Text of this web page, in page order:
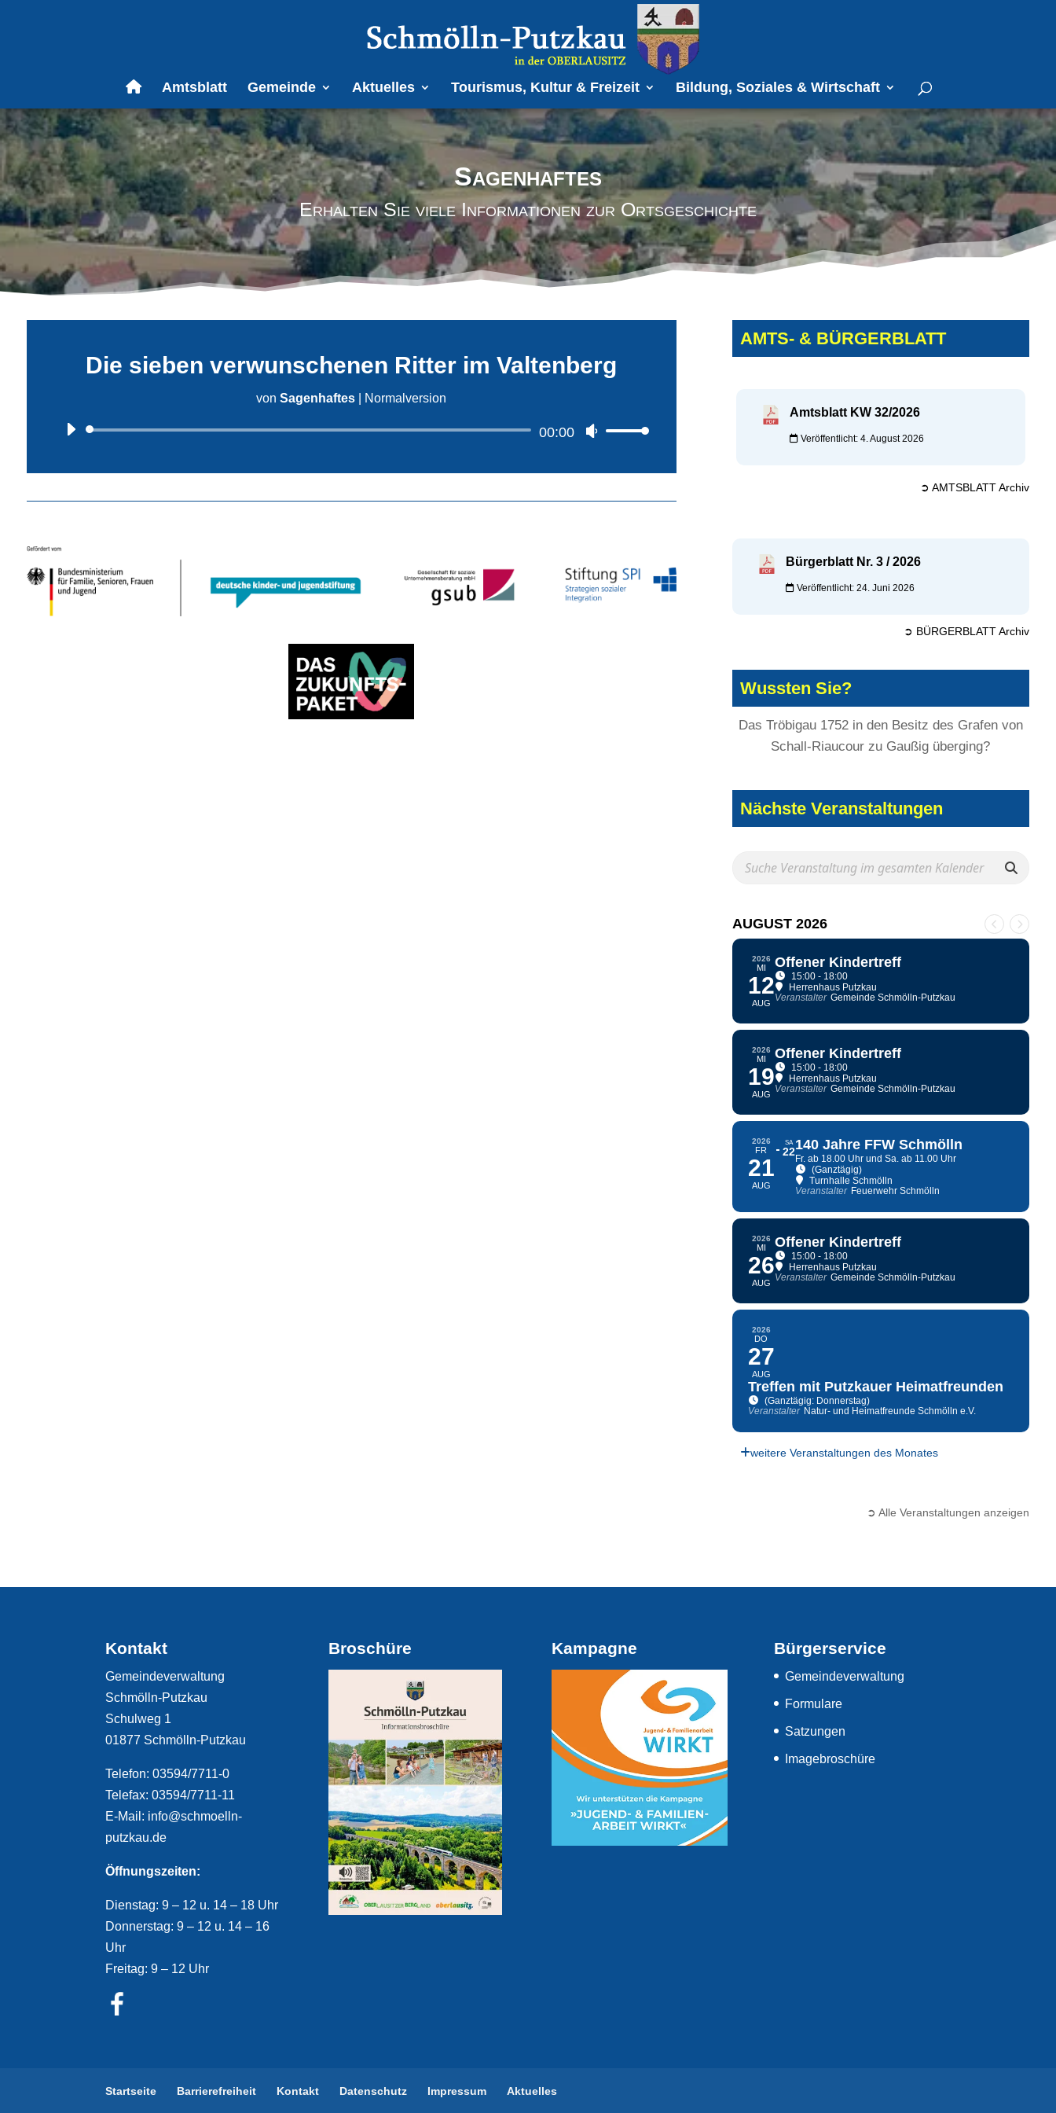
Amtsblatt Gemeinde Aktuelles Tourismus, Kultur & Freizeit Bildung, Soziales & Wirtschaft
Sagenhaftes
Erhalten Sie viele Informationen zur Ortsgeschichte
Die sieben verwunschenen Ritter im Valtenberg
vonSagenhaftes Normalversion
Audio-
00:00
Pfeiltasten
benutzen,
regeln.
AMTS- & BÜRGERBLATT
Amtsblatt KW 32/2026
Veröffentlicht: 4. August 2026
➲ AMTSBLATT Archiv
Bürgerblatt Nr. 3 / 2026
Veröffentlicht: 24. Juni 2026
➲ BÜRGERBLATT Archiv
Wussten Sie?
Das Tröbigau 1752 in den Besitz des Grafen von
Schall-Riaucour zu Gaußig überging?
Nächste Veranstaltungen
AUGUST 2026
2026
MI
12
AUG
Offener Kindertreff
15:00 - 18:00
Herrenhaus Putzkau
Veranstalter Gemeinde Schmölln-Putzkau
2026
MI
19
AUG
Offener Kindertreff
15:00 - 18:00
Herrenhaus Putzkau
Veranstalter Gemeinde Schmölln-Putzkau
2026
FR
21
AUG
SA
22140 Jahre FFW Schmölln
Fr. ab 18.00 Uhr und Sa. ab 11.00 Uhr
(Ganztägig)
Turnhalle Schmölln
Veranstalter Feuerwehr Schmölln
2026
MI
26
AUG
Offener Kindertreff
15:00 - 18:00
Herrenhaus Putzkau
Veranstalter Gemeinde Schmölln-Putzkau
2026
DO
27
AUG
Treffen mit Putzkauer Heimatfreunden
(Ganztägig: Donnerstag)
Veranstalter Natur- und Heimatfreunde Schmölln e.V.
weitere Veranstaltungen des Monates
➲ Alle Veranstaltungen anzeigen
Kontakt
Gemeindeverwaltung
Schmölln-Putzkau
Schulweg 1
01877 Schmölln-Putzkau
Telefon: 03594/7711-0
Telefax: 03594/7711-11
E-Mail: info@schmoelln-
putzkau.de
Öffnungszeiten:
Dienstag: 9 – 12 u. 14 – 18 Uhr
Donnerstag: 9 – 12 u. 14 – 16
Uhr
Freitag: 9 – 12 Uhr
Broschüre Kampagne Bürgerservice
Gemeindeverwaltung
Formulare
Satzungen
Imagebroschüre
Startseite Barrierefreiheit Kontakt Datenschutz Impressum Aktuelles